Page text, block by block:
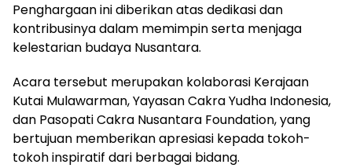
Penghargaan ini diberikan atas dedikasi dan
kontribusinya dalam memimpin serta menjaga
kelestarian budaya Nusantara.
Acara tersebut merupakan kolaborasi Kerajaan
Kutai Mulawarman, Yayasan Cakra Yudha Indonesia,
dan Pasopati Cakra Nusantara Foundation, yang
bertujuan memberikan apresiasi kepada tokoh-
tokoh inspiratif dari berbagai bidang.